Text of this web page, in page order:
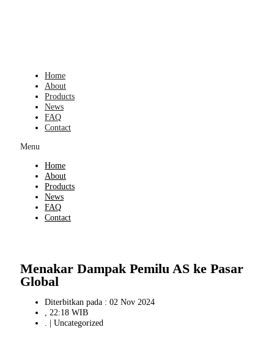
Home
About
Products
News
FAQ
Contact
Menu
Home
About
Products
News
FAQ
Contact
Menakar Dampak Pemilu AS ke Pasar
Global
Diterbitkan pada : 02 Nov 2024
, 22:18 WIB
. | Uncategorized